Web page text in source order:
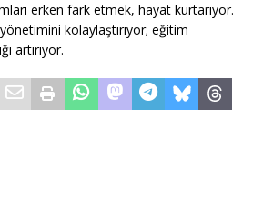
erken fark etmek, hayat kurtarıyor.
kolaylaştırıyor; eğitim
artırıyor.